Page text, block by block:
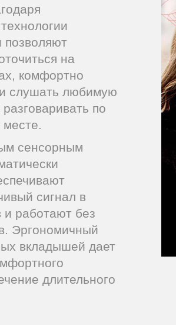
позволяют
на
комфортно
слушать любимую
по
сенсорным
сигнал в
и работают без
Эргономичный
вкладышей дает
длительного